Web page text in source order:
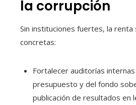
la corrupción
Sin instituciones fuertes, la renta
concretas:
Fortalecer auditorías
presupuesto y del fondo
publicación de resultados en